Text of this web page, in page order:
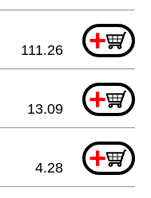
+
111.26
+
13.09
+
4.28